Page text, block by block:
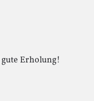
Erholung!